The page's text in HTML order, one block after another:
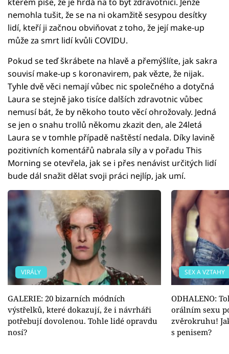
nemohla tušit, že se na ni okamžitě sesypou desítky
lidí, kteří ji začnou obviňovat z toho, že její make-up
může za smrt lidí kvůli COVIDU.
Pokud se teď škrábete na hlavě a přemýšlíte, jak sakra
souvisí make-up s koronavirem, pak vězte, že nijak.
Tyhle dvě věci nemají vůbec nic společného a dotyčná
Laura se stejně jako tisíce dalších zdravotnic vůbec
nemusí bát, že by někoho touto věcí ohrožovaly. Jedná
se jen o snahu trollů někomu zkazit den, ale 24letá
Laura se v tomhle případě naštěstí nedala. Díky lavině
pozitivních komentářů nabrala síly a v pořadu This
Morning se otevřela, jak se i přes nenávist určitých lidí
bude dál snažit dělat svoji práci nejlíp, jak umí.
VIRÁLY
GALERIE: 20 bizarních módních
výstřelků, které dokazují, že i návrháři
potřebují dovolenou. Tohle lidé opravdu
nosí?
SEX A VZTAHY
ODHALENO:
orálním sexu
zvěrokruhu!
s penisem?